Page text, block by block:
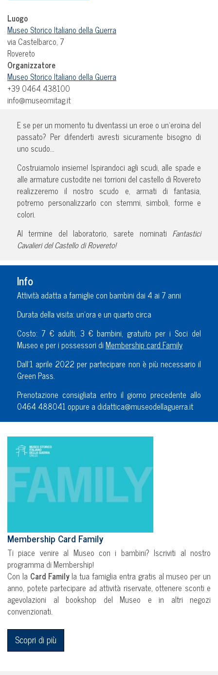
Luogo
Museo Storico Italiano della Guerra
via Castelbarco, 7
Rovereto
Organizzatore
Museo Storico Italiano della Guerra
+39 0464 438100
info@museomitag.it
E se per un momento tu diventassi un eroe o un’eroina del
passato? Per difenderti avresti sicuramente bisogno di
uno scudo…
Costruiamolo insieme! Ispirandoci agli scudi, alle spade e
alle armature custodite nei torrioni del castello di Rovereto
realizzeremo il nostro scudo e, armati di fantasia,
potremo personalizzarlo con stemmi, simboli, forme e
colori.
Al termine del laboratorio, sarete nominati Fantastici
Cavalieri del Castello di Rovereto!
Info
Attività adatta a famiglie con bambini dai 4 ai 7 anni
Durata della visita: un’ora e un quarto circa
Costo: 7 € adulti, 3 € bambini, gratuito per i Soci del
Museo e per i possessori diMembership card Family
Dall’1 aprile 2022 per partecipare non è più necessario il
Green Pass.
Prenotazione consigliata entro il giorno precedente allo
0464 488041 oppure a didattica@museodellaguerra.it
Membership Card Family
Ti piace venire al Museo con i bambini? Iscriviti al nostro
programma di Membership!
Con la Card Familyla tua famiglia entra gratis al museo per un
anno, potete partecipare ad attività riservate, ottenere sconti e
agevolazioni al bookshop del Museo e in altri negozi
convenzionati.
Scopri di più